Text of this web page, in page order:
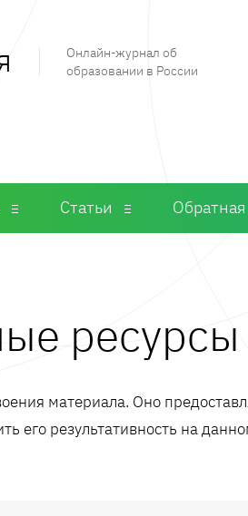
Онлайн-журнал об
образовании в России
Статьи
ресурсы
материала. Оно
его результативность на